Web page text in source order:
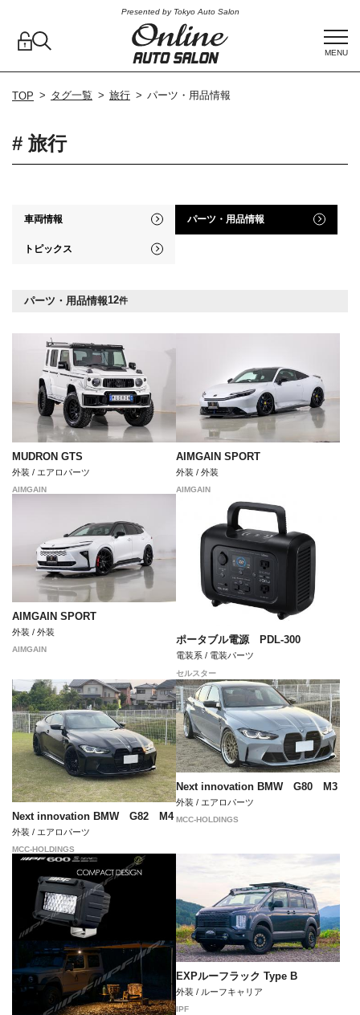
Presented by Tokyo Auto Salon
MENU
TOP タグ一覧 旅行 パーツ・用品情報
# 旅行
車両情報 パーツ・用品情報
トピックス
パーツ・用品情報12件
MUDRON GTS
外装 / エアロパーツ
AIMGAIN
AIMGAIN SPORT
外装 / 外装
AIMGAIN
AIMGAIN SPORT
外装 / 外装
AIMGAIN
ポータブル電源 PDL-300
電装系 / 電装パーツ
セルスター
Next innovation BMW G82 M4
外装 / エアロパーツ
MCC-HOLDINGS
Next innovation BMW G80 M3
外装 / エアロパーツ
MCC-HOLDINGS
EXPルーフラック Type B
外装 / ルーフキャリア
IPF